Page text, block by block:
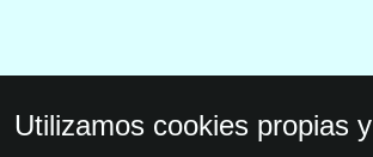
Utilizamos cookies propias